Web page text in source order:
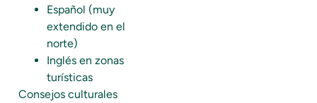
Español (muy
extendido en el
norte)
Inglés en zonas
turísticas
Consejos culturales